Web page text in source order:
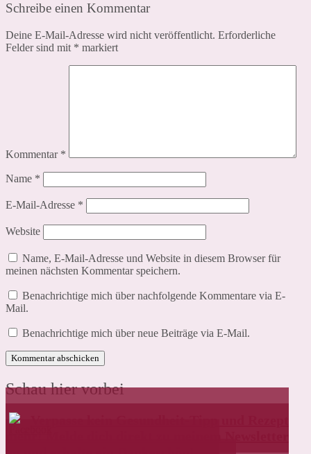
Schreibe einen Kommentar
Deine E-Mail-Adresse wird nicht veröffentlicht. Erforderliche
Felder sind mit * markiert
Kommentar *
Name *
E-Mail-Adresse *
Website
Name, E-Mail-Adresse und Website in diesem Browser für
meinen nächsten Kommentar speichern.
Benachrichtige mich über nachfolgende Kommentare via E-
Mail.
Benachrichtige mich über neue Beiträge via E-Mail.
Schau hier vorbei